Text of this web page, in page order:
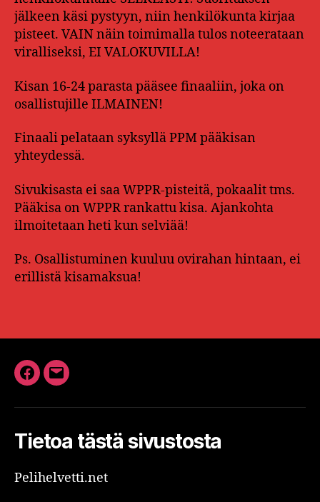
jälkeen käsi pystyyn, niin henkilökunta kirjaa
pisteet. VAIN näin toimimalla tulos noteerataan
viralliseksi, EI VALOKUVILLA!
Kisan 16-24 parasta pääsee finaaliin, joka on
osallistujille ILMAINEN!
Finaali pelataan syksyllä PPM pääkisan
yhteydessä.
Sivukisasta ei saa WPPR-pisteitä, pokaalit tms.
Pääkisa on WPPR rankattu kisa. Ajankohta
ilmoitetaan heti kun selviää!
Ps. Osallistuminen kuuluu ovirahan hintaan, ei
erillistä kisamaksua!
FacebookSähköposti
Tietoa tästä sivustosta
Pelihelvetti.net